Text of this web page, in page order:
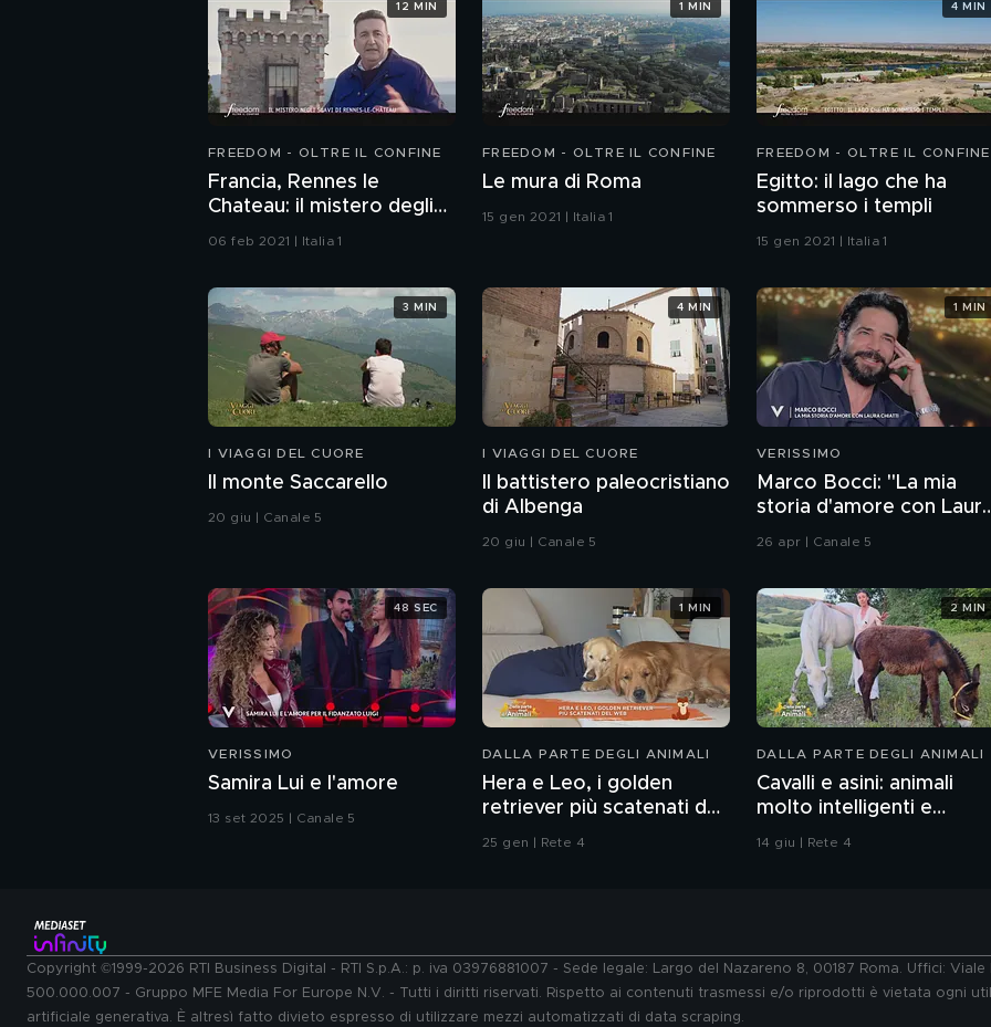
FREEDOM - OLTRE IL CONFINE
Francia, Rennes le
Chateau: il mistero degli
06 feb 2021 | Italia 1
12 MIN
FREEDOM - OLTRE IL CONFINE
Le mura di Roma
15 gen 2021 | Italia 1
1 MIN
FREEDOM - OLTRE IL CONFINE
Egitto: il lago che ha
sommerso i templi
15 gen 2021 | Italia 1
4 MIN
I VIAGGI DEL CUORE
Il monte Saccarello
20 giu | Canale 5
3 MIN
I VIAGGI DEL CUORE
Il battistero paleocristiano
di Albenga
20 giu | Canale 5
4 MIN
VERISSIMO
Marco Bocci: "La mia
storia d'amore con
Chiatti"
26 apr | Canale 5
1 MIN
VERISSIMO
Samira Lui e l'amore
13 set 2025 | Canale 5
48 SEC
DALLA PARTE DEGLI ANIMALI
Hera e Leo, i golden
retriever più scatenati del
25 gen | Rete 4
1 MIN
DALLA PARTE DEGLI ANIMALI
Cavalli e asini: animali
molto intelligenti e
sensibili
14 giu | Rete 4
2 MIN
Copyright ©1999-2026 RTI Business Digital - RTI S.p.A.: p. iva 03976881007 - Sede legale: Largo del Nazareno 8, 00187 Roma. Uffici:
500.000.007 - Gruppo MFE Media For Europe N.V. - Tutti i diritti riservati. Rispetto ai contenuti trasmessi e/o riprodotti è vietata ogni
artificiale generativa. È altresì fatto divieto espresso di utilizzare mezzi automatizzati di data scraping.